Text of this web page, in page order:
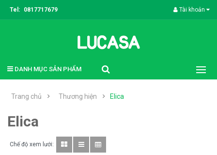
Tel: 0817717679 Tài khoản
DANH MỤC SẢN PHẨM
Trang chủ Thương hiện Elica
Elica
Chế độ xem lưới: